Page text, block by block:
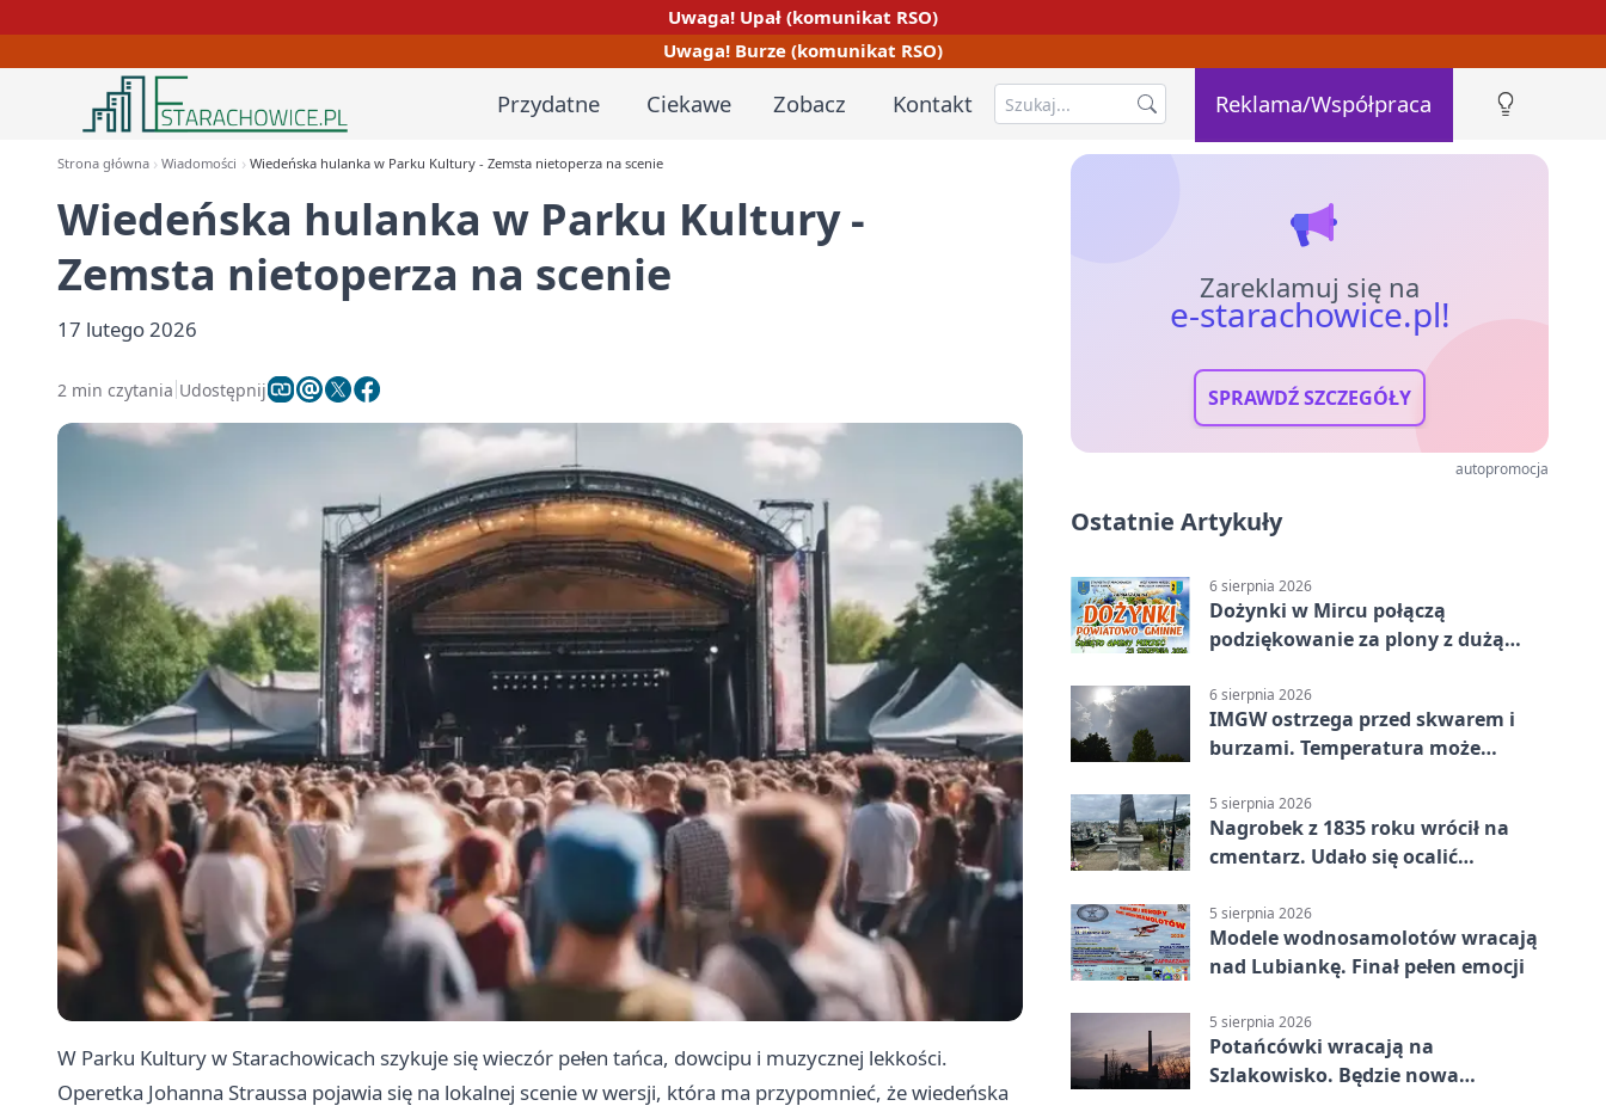
Uwaga! Upał (komunikat RSO)
Uwaga! Burze (komunikat RSO)
Przydatne Ciekawe Zobacz Kontakt Reklama/Współpraca
Strona główna Wiadomości Wiedeńska hulanka w Parku Kultury - Zemsta nietoperza na scenie
Wiedeńska hulanka w Parku Kultury -
Zemsta nietoperza na scenie
17 lutego 2026
2 min czytania Udostępnij
W Parku Kultury w Starachowicach szykuje się wieczór pełen tańca, dowcipu i muzycznej lekkości.
Operetka Johanna Straussa pojawia się na lokalnej scenie w wersji, która ma przypomnieć, że wiedeńska
Zareklamuj się na
e-starachowice.pl!
SPRAWDŹ SZCZEGÓŁY
autopromocja
Ostatnie Artykuły
6 sierpnia 2026
Dożynki w Mircu połączą
podziękowanie za plony z dużą
6 sierpnia 2026
IMGW ostrzega przed skwarem i
burzami. Temperatura może
5 sierpnia 2026
Nagrobek z 1835 roku wrócił na
cmentarz. Udało się ocalić
5 sierpnia 2026
Modele wodnosamolotów wracają
nad Lubiankę. Finał pełen emocji
5 sierpnia 2026
Potańcówki wracają na
Szlakowisko. Będzie nowa